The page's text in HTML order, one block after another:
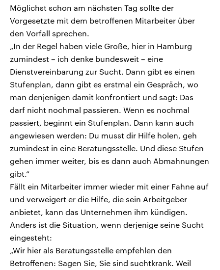
Möglichst schon am nächsten Tag sollte der
Vorgesetzte mit dem betroffenen Mitarbeiter über
den Vorfall sprechen.
„In der Regel haben viele Große, hier in Hamburg
zumindest – ich denke bundesweit – eine
Dienstvereinbarung zur Sucht. Dann gibt es einen
Stufenplan, dann gibt es erstmal ein Gespräch, wo
man denjenigen damit konfrontiert und sagt: Das
darf nicht nochmal passieren. Wenn es nochmal
passiert, beginnt ein Stufenplan. Dann kann auch
angewiesen werden: Du musst dir Hilfe holen, geh
zumindest in eine Beratungsstelle. Und diese Stufen
gehen immer weiter, bis es dann auch Abmahnungen
gibt.“
Fällt ein Mitarbeiter immer wieder mit einer Fahne auf
und verweigert er die Hilfe, die sein Arbeitgeber
anbietet, kann das Unternehmen ihm kündigen.
Anders ist die Situation, wenn derjenige seine Sucht
eingesteht:
„Wir hier als Beratungsstelle empfehlen den
Betroffenen: Sagen Sie, Sie sind suchtkrank. Weil